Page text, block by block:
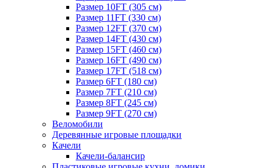
Размер 10FT (305 см)
Размер 11FT (330 см)
Размер 12FT (370 см)
Размер 14FT (430 см)
Размер 15FT (460 см)
Размер 16FT (490 см)
Размер 17FT (518 см)
Размер 6FT (180 см)
Размер 7FT (210 см)
Размер 8FT (245 см)
Размер 9FT (270 см)
Веломобили
Деревянные игровые площадки
Качели
Качели-балансир